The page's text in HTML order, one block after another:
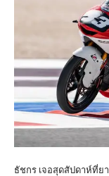
ธัชกร เจอสุดสัปดาห์ที่ย